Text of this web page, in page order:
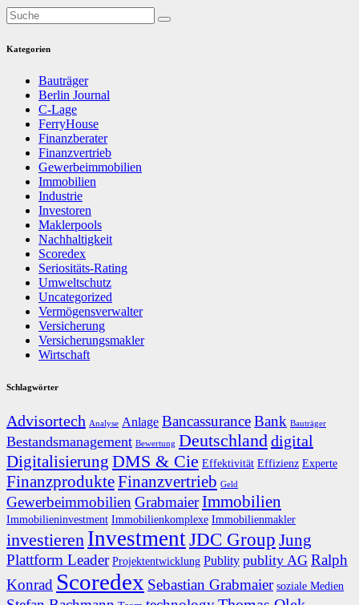
Kategorien
Bauträger
Berlin Journal
C-Lage
FerryHouse
Finanzberater
Finanzvertrieb
Gewerbeimmobilien
Immobilien
Industrie
Investoren
Maklerpools
Nachhaltigkeit
Scoredex
Seriositäts-Rating
Umweltschutz
Uncategorized
Vermögensverwalter
Versicherung
Versicherungsmakler
Wirtschaft
Schlagwörter
Advisortech Analyse Anlage BancassuranceBank Bauträger
Bestandsmanagement Bewertung Deutschlanddigital
Digitalisierung DMS & Cie Effektivität Effizienz Experte
FinanzprodukteFinanzvertrieb Geld
Gewerbeimmobilien GrabmaierImmobilien
Immobilieninvestment Immobilienkomplexe Immobilienmakler
investieren InvestmentJDC Group Jung
Plattform Leader Projektentwicklung Publity publity AG Ralph
Konrad Scoredex Sebastian Grabmaier soziale Medien